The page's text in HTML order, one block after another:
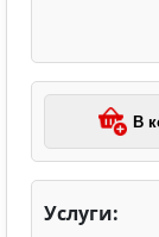
В
Услуги: